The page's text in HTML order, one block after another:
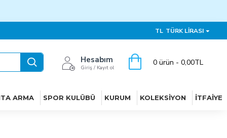
TL TÜRK LIRASI
Hesabım
Giriş / Kayıt ol
0 ürün - 0,00TL
ARMA SPOR KULÜBÜ KURUM KOLEKSIYON İTFAIYE